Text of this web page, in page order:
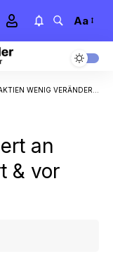
Aa
WENIG VERÄNDERT AN RUHIGEN WOCHENSTART & VOR INFLATIONSDATEN
an
& vor